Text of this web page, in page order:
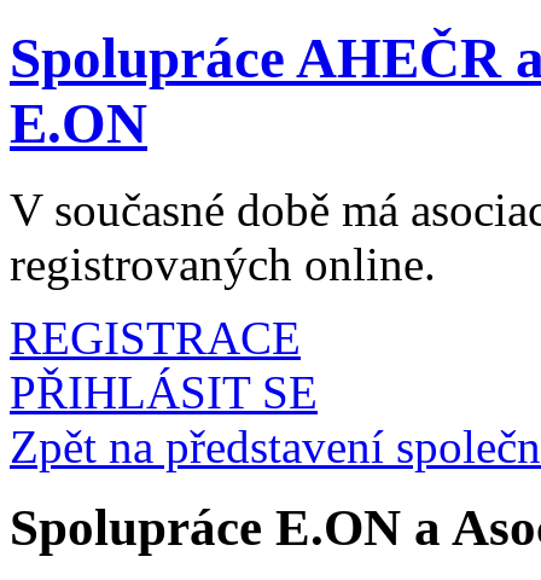
Spolupráce AHEČR
E.ON
V současné době má
registrovaných online.
REGISTRACE
PŘIHLÁSIT SE
Zpět na představení
Spolupráce E.ON a